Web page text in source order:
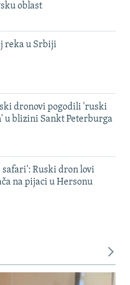
oblast
reka u Srbiji
dronovi pogodili 'ruski
u blizini Sankt Peterburga
Ruski dron lovi
na pijaci u Hersonu